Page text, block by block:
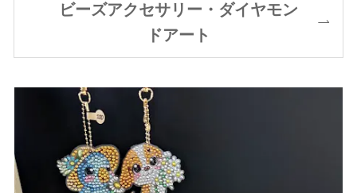
ビーズアクセサリー・ダイヤモン
ドアート